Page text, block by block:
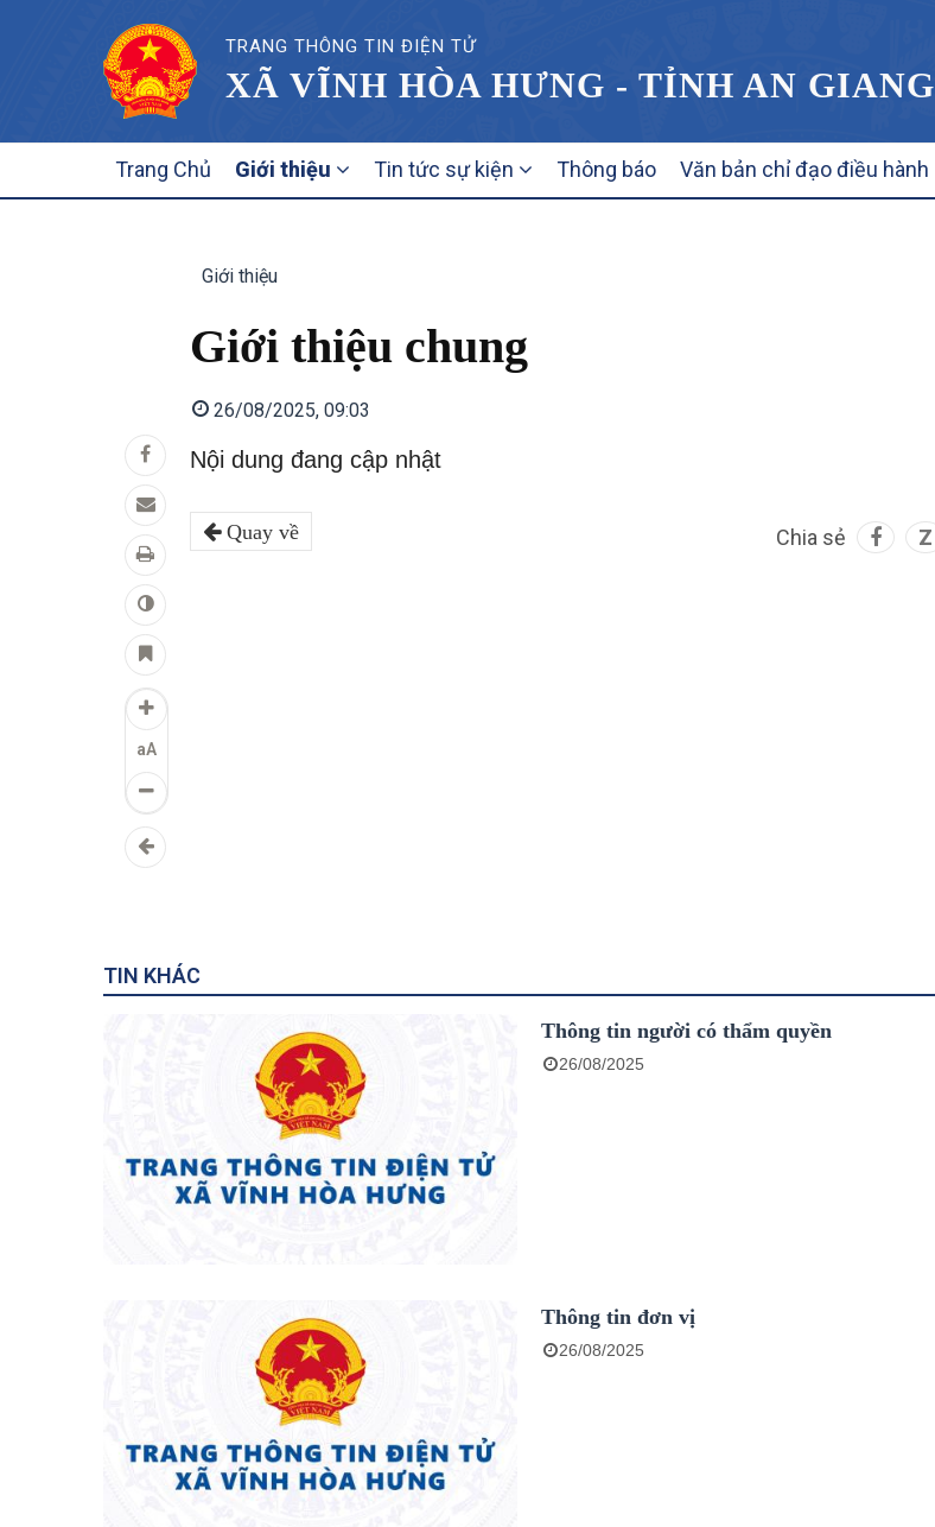
TRANG THÔNG TIN ĐIỆN TỬ
XÃ VĨNH HÒA HƯNG - TỈNH AN GIANG
NAVIGATION
Trang Chủ Giới thiệu Tin tức sự kiện Thông báo Văn bản chỉ đạo điều hành
aA
Giới thiệu
Giới thiệu chung
26/08/2025, 09:03
Nội dung đang cập nhật
Quay về Chia sẻ Z
TIN KHÁC
Thông tin người có thẩm quyền
26/08/2025
Thông tin đơn vị
26/08/2025